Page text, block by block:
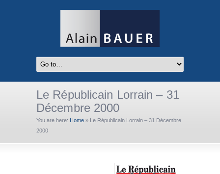
Le Républicain Lorrain – 31
Décembre 2000
You are here: Home » Le Républicain Lorrain – 31 Décembre
2000